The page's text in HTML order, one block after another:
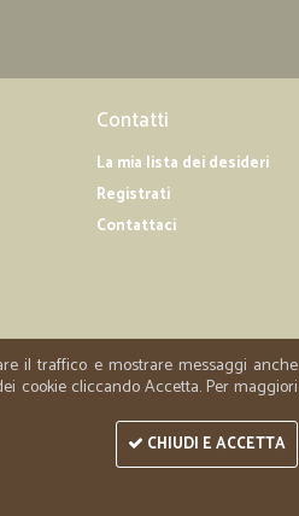
Contatti
La mia lista dei desideri
Registrati
Contattaci
il traffico e mostrare messaggi anche
cookie cliccando Accetta. Per maggiori
CHIUDI E ACCETTA